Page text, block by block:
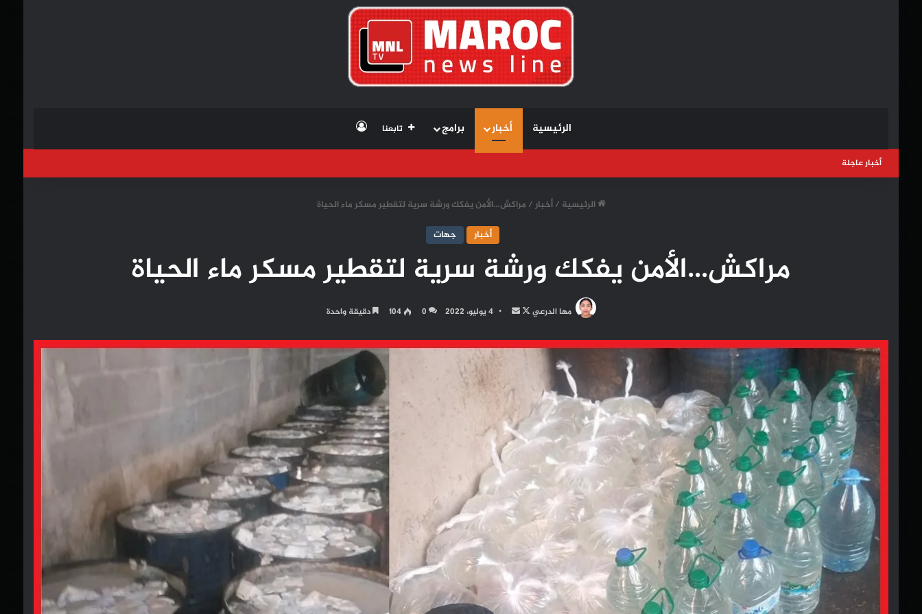
الرئيسية أخبار برامج تابعنا تسجيل الدخول
أخبار عاجلة
الرئيسية / أخبار/ مراكش…الأمن يفكك ورشة سرية لتقطير مسكر ماء الحياة
أخبار
جهات
مراكش…الأمن يفكك ورشة سرية لتقطير مسكر ماء الحياة
مها الدرعي
تابع
X
أرسل
إلكترونيا
4 يوليو، 2022 0
104 دقيقة واحدة